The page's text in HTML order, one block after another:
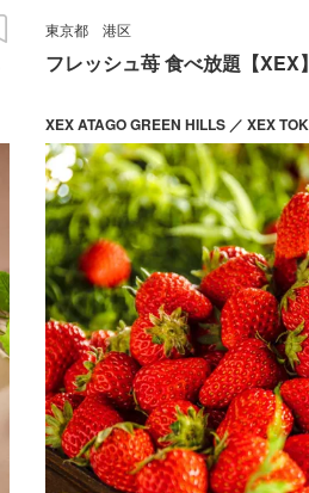
東京都 港区
フレッシュ苺 食べ放題【XEX】